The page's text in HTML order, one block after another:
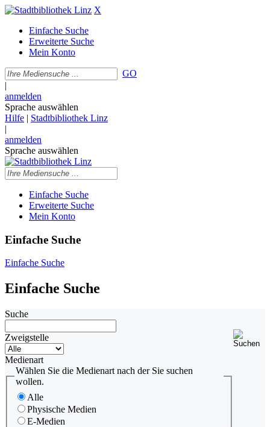
X
Einfache Suche
Erweiterte Suche
Mein Konto
GO
|
anmelden
Sprache auswählen
Hilfe | Stadtbibliothek Linz
|
anmelden
Sprache auswählen
Einfache Suche
Erweiterte Suche
Mein Konto
Einfache Suche
Einfache Suche
Einfache Suche
Suche
Zweigstelle
Medienart
Wählen Sie die Medienart nach der Sie suchen
wollen.
Alle
Physische Medien
E-Medien